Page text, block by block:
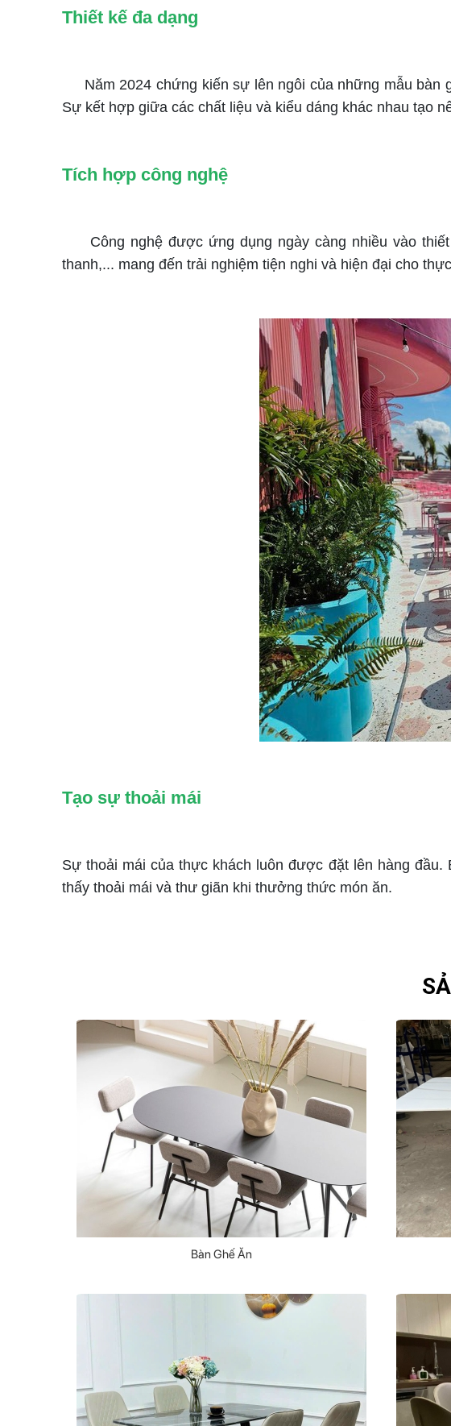
Thiết kế đa dạng
Năm 2024 chứng kiến sự lên ngôi của những mẫu bàn
Sự kết hợp giữa các chất liệu và kiểu dáng khác nhau tạo
Tích hợp công nghệ
Công nghệ được ứng dụng ngày càng nhiều vào thiết
thanh,... mang đến trải nghiệm tiện nghi và hiện đại cho
Tạo sự thoải mái
Sự thoải mái của thực khách luôn được đặt lên hàng
thấy thoải mái và thư giãn khi thưởng thức món ăn.
Bàn Ghế Ăn